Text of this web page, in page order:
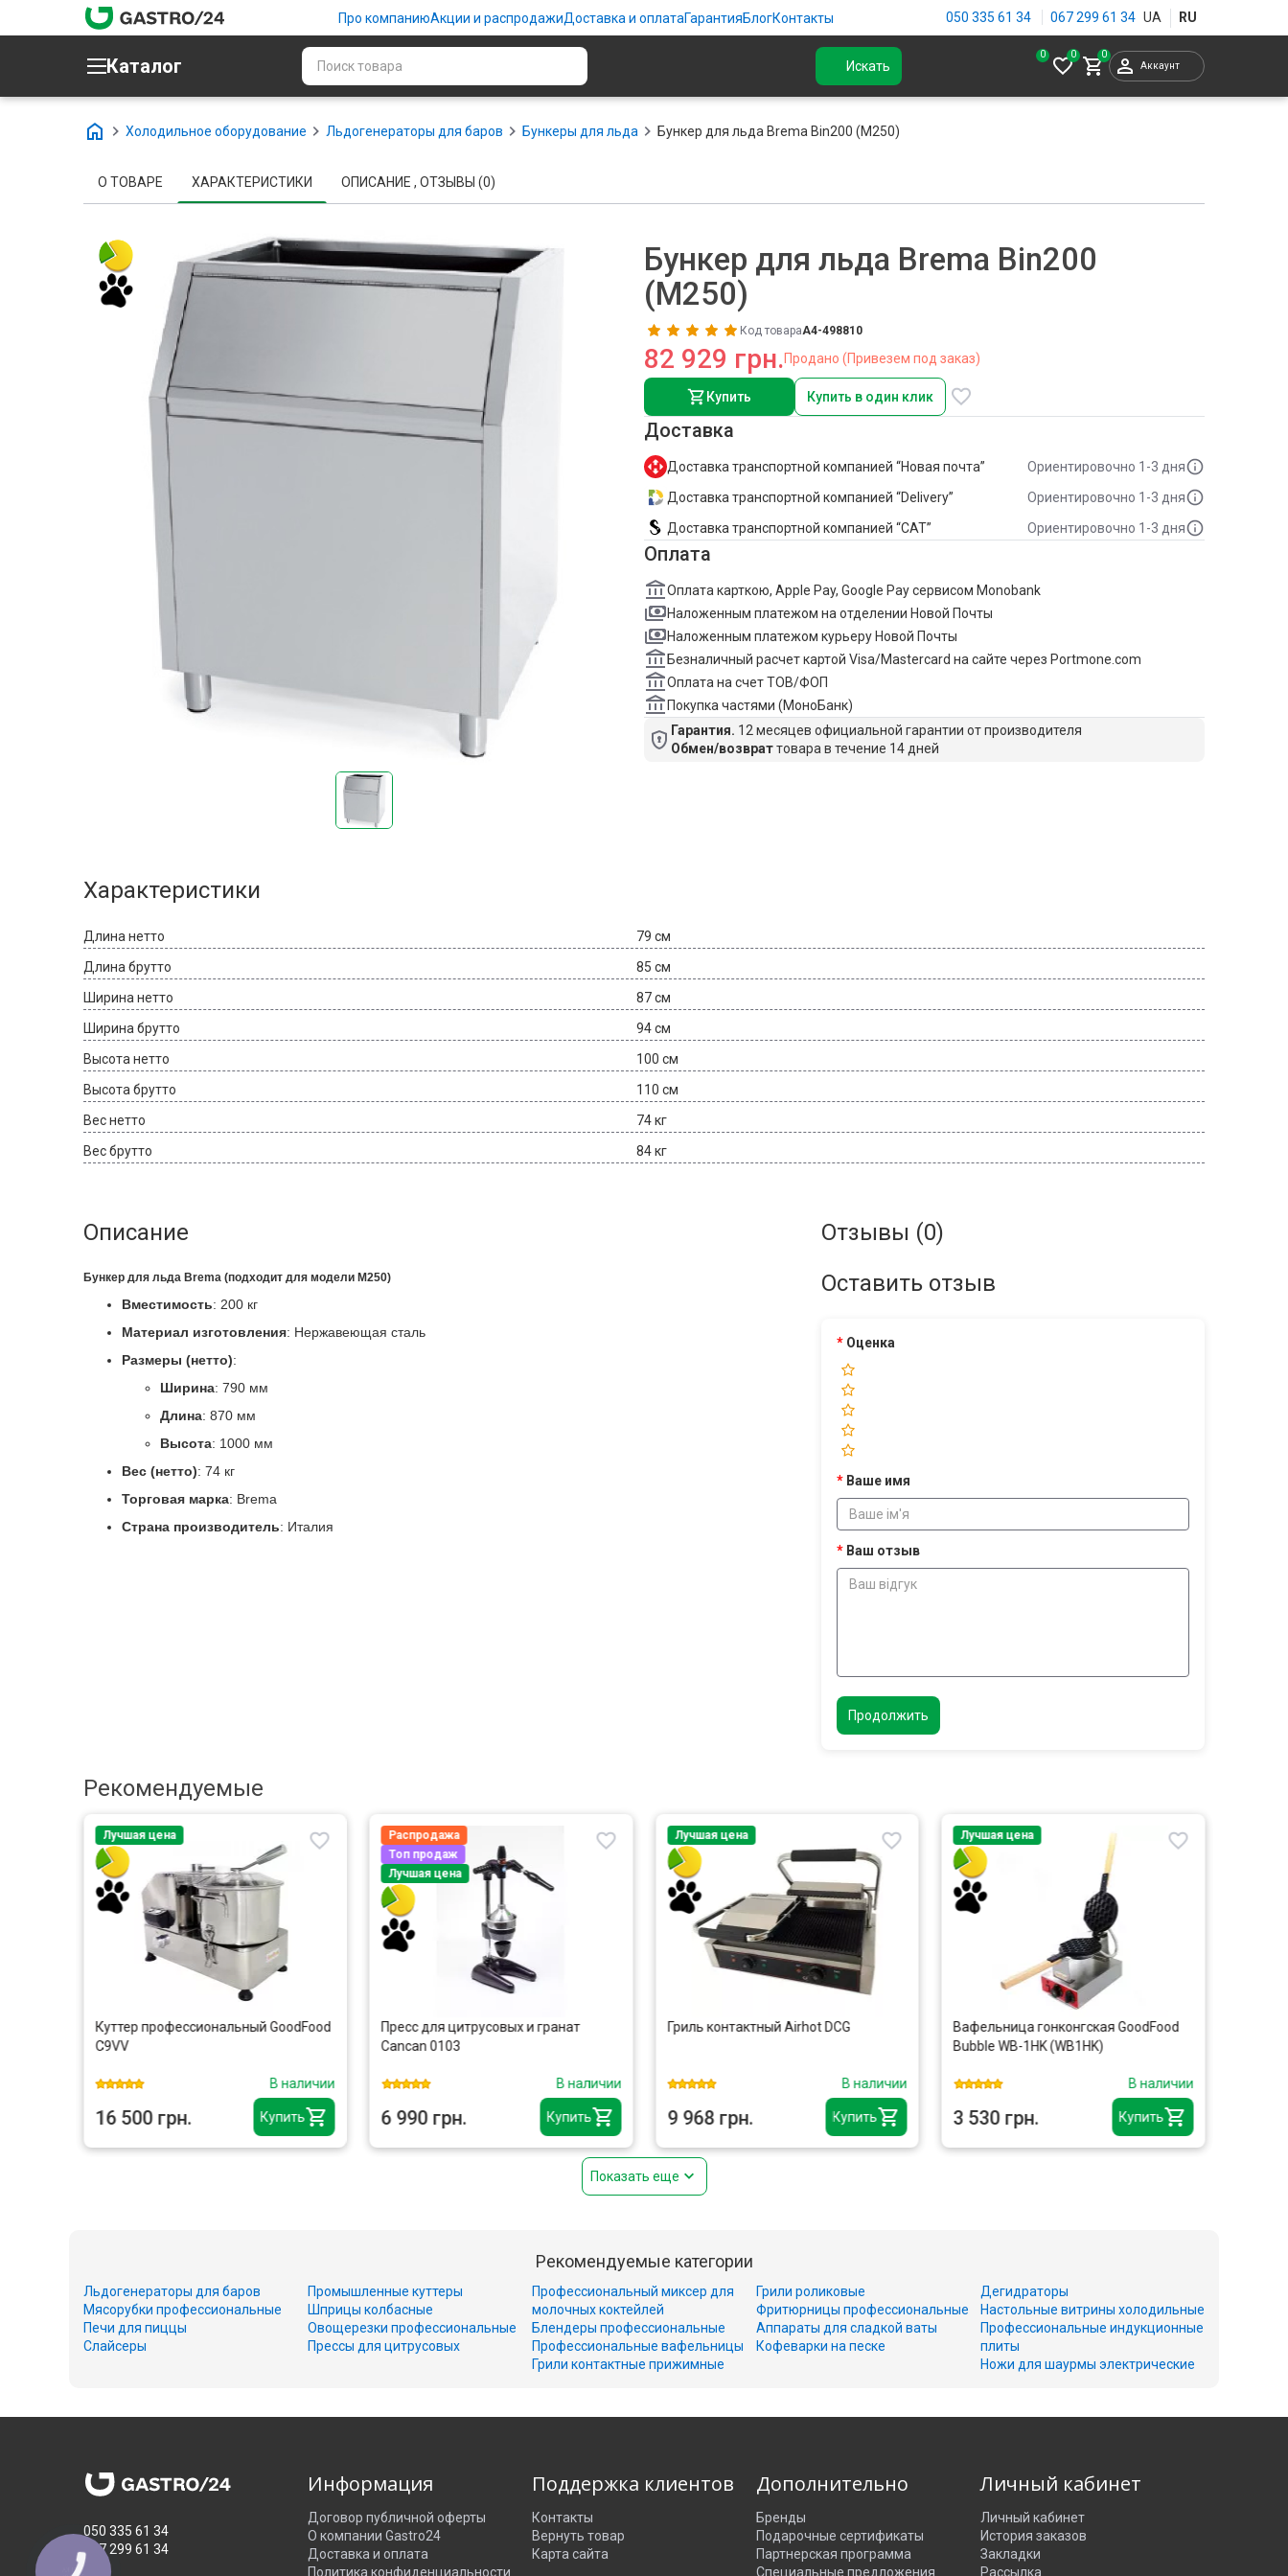
Про компаниюАкции и распродажиДоставка и оплатаГарантияБлогКонтакты 050 335 61 34 067 299 61 34
Каталог Искать
0
Аккаунт
Холодильное оборудование Льдогенераторы для баров Бункеры для льда Бункер для льда Brema Bin200 (M250)
О ТОВАРЕ ХАРАКТЕРИСТИКИ ОПИСАНИЕ , ОТЗЫВЫ (0)
Бункер для льда Brema Bin200
(M250)
Код товараA4-498810
82 929 грн.Продано (Привезем под заказ)
Купить Купить в один клик
Доставка
Доставка транспортной компанией “Новая почта”
Ориентировочно 1-3 дня
Доставка транспортной компанией “Delivery”
Ориентировочно 1-3 дня
Доставка транспортной компанией “САТ”
Ориентировочно 1-3 дня
Оплата
Оплата карткою, Apple Pay, Google Pay сервисом Monobank
Наложенным платежом на отделении Новой Почты
Наложенным платежом курьеру Новой Почты
Безналичный расчет картой Visa/Mastercard на сайте через Portmone.com
Оплата на счет ТОВ/ФОП
Покупка частями (МоноБанк)
Гарантия. 12 месяцев официальной гарантии от производителя
Обмен/возвраттовара в течение 14 дней
Характеристики
Длина нетто
79 см
Длина брутто
85 см
Ширина нетто
87 см
Ширина брутто
94 см
Высота нетто
100 см
Высота брутто
110 см
Вес нетто
74 кг
Вес брутто
84 кг
Описание
Бункер для льда Brema (подходит для модели M250)
Вместимость: 200 кг
Материал изготовления: Нержавеющая сталь
Размеры (нетто):
Ширина: 790 мм
Длина: 870 мм
Высота: 1000 мм
Вес (нетто): 74 кг
Торговая марка: Brema
Страна производитель: Италия
Отзывы (0)
Оставить отзыв
Оценка
Ваше имя
Ваш отзыв
Продолжить
Рекомендуемые
Купить
Лучшая цена
Куттер профессиональный GoodFood
C9VV
В наличии
16 500 грн. Купить
Распродажа
Топ продаж
Лучшая цена
Пресс для цитрусовых и гранат
Cancan 0103
В наличии
6 990 грн. Купить
Лучшая цена
Гриль контактный Airhot DCG
В наличии
9 968 грн. Купить
Лучшая цена
Вафельница гонконгская GoodFood
Bubble WB-1HK (WB1HK)
В наличии
3 530 грн.
Показать еще
Рекомендуемые категории
Льдогенераторы для баров
Мясорубки профессиональные
Печи для пиццы
Слайсеры
Промышленные куттеры
Шприцы колбасные
Овощерезки профессиональные
Прессы для цитрусовых
Профессиональный миксер для
молочных коктейлей
Блендеры профессиональные
Профессиональные вафельницы
Грили контактные прижимные
Грили роликовые
Фритюрницы профессиональные
Аппараты для сладкой ваты
Кофеварки на песке
Дегидраторы
Настольные витрины холодильные
Профессиональные индукционные
плиты
Ножи для шаурмы электрические
050 335 61 34
067 299 61 34
Информация
Договор публичной оферты
О компании Gastro24
Доставка и оплата
Политика конфиденциальности
Поддержка клиентов
Контакты
Вернуть товар
Карта сайта
Дополнительно
Бренды
Подарочные сертификаты
Партнерская программа
Специальные предложения
Личный кабинет
Личный кабинет
История заказов
Закладки
Рассылка
КНОПКА